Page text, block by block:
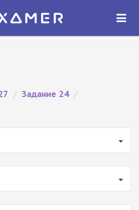
2027
ОТКРЫТЬ
/ Задание 24 /